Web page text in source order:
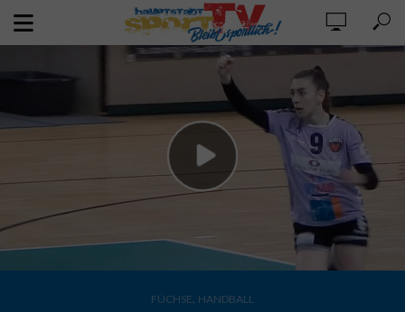
FÜCHSE, HANDBALL